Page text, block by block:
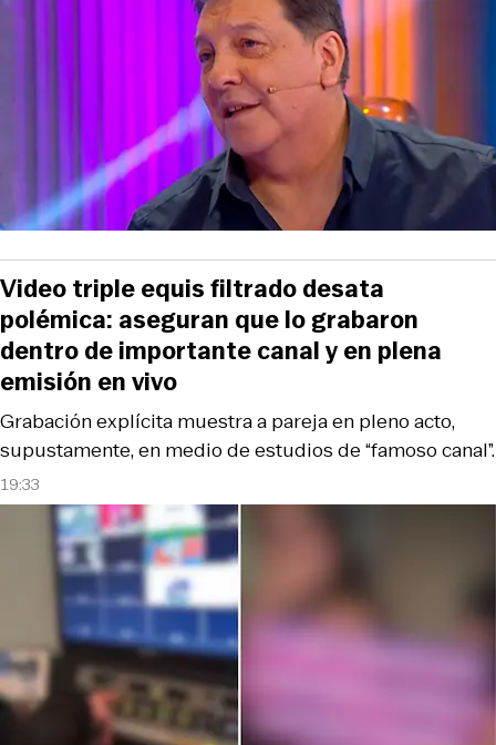
19:33
Grabación explícita muestra a pareja en pleno acto,
supustamente, en medio de estudios de “famoso canal”.
Video triple equis filtrado desata
polémica: aseguran que lo grabaron
dentro de importante canal y en plena
emisión en vivo